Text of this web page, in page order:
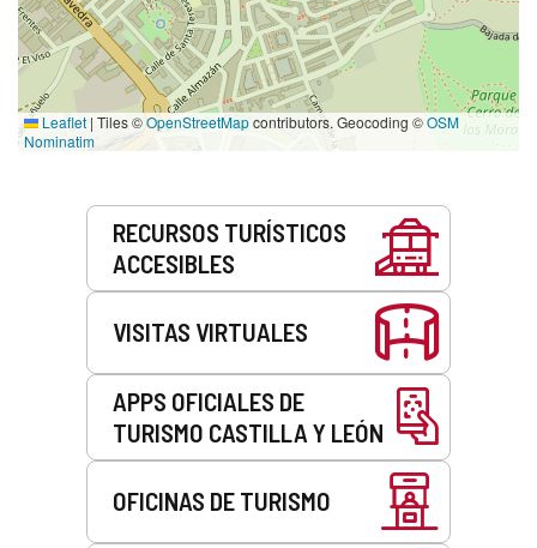
Leaflet | Tiles ©OpenStreetMapcontributors. Geocoding ©OSM
Nominatim
RECURSOS TURÍSTICOS
ACCESIBLES
VISITAS VIRTUALES
APPS OFICIALES DE
TURISMO CASTILLA Y LEÓN
OFICINAS DE TURISMO